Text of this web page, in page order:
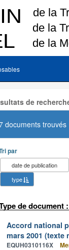
de
documents trouvés
par
date de publication
type
de document
Accord national
mars 2001 (texte
EQUH0310116X